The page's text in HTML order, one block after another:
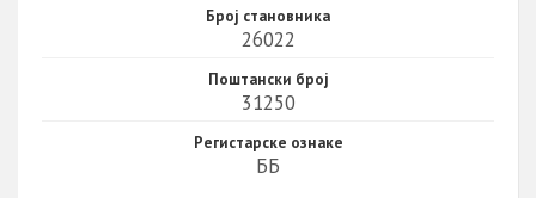
Број становника
26022
Поштански број
31250
Регистарске ознаке
ББ